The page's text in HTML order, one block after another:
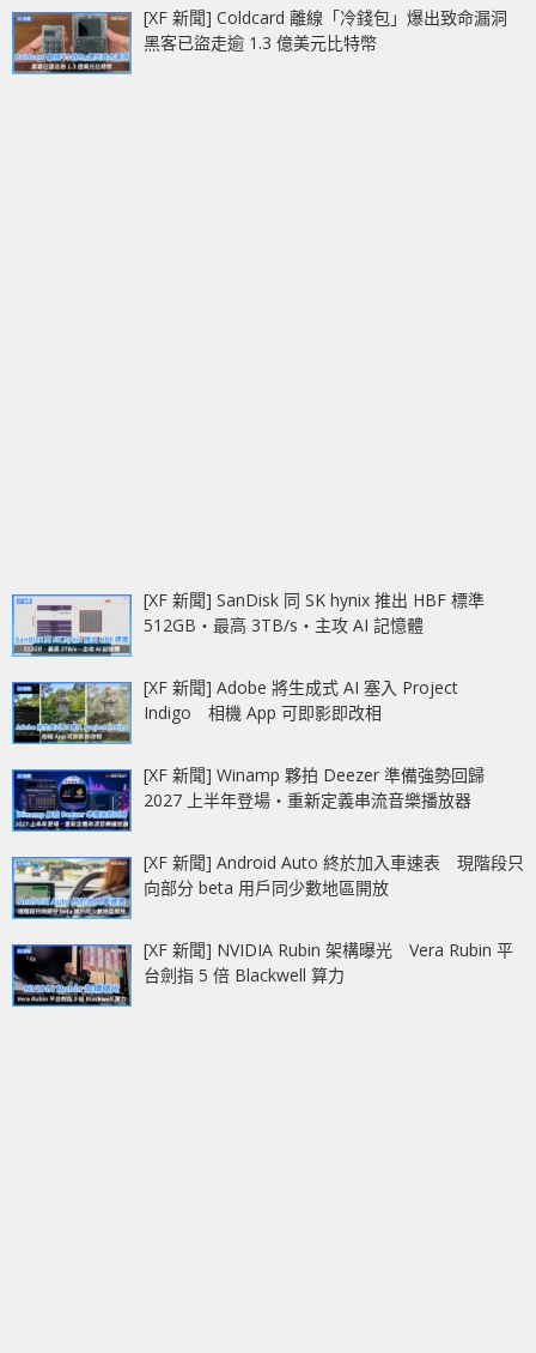
[XF 新聞] Coldcard 離線「冷錢包」爆出致命漏洞
黑客已盜走逾 1.3 億美元比特幣
[XF 新聞] SanDisk 同 SK hynix 推出 HBF 標準
512GB‧最高 3TB/s‧主攻 AI 記憶體
[XF 新聞] Adobe 將生成式 AI 塞入 Project
Indigo 相機 App 可即影即改相
[XF 新聞] Winamp 夥拍 Deezer 準備強勢回歸
2027 上半年登場‧重新定義串流音樂播放器
[XF 新聞] Android Auto 終於加入車速表 現階段只
向部分 beta 用戶同少數地區開放
[XF 新聞] NVIDIA Rubin 架構曝光 Vera Rubin 平
台劍指 5 倍 Blackwell 算力